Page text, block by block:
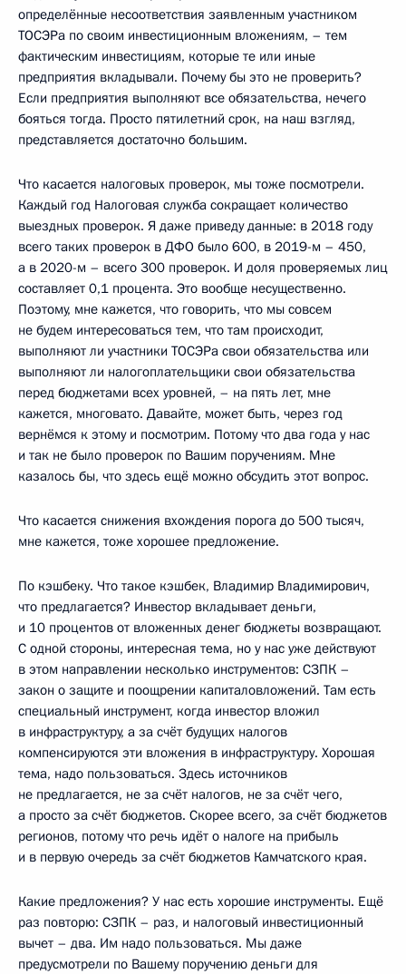
определённые несоответствия заявленным участником
ТОСЭРа по своим инвестиционным вложениям, – тем
фактическим инвестициям, которые те или иные
предприятия вкладывали. Почему бы это не проверить?
Если предприятия выполняют все обязательства, нечего
бояться тогда. Просто пятилетний срок, на наш взгляд,
представляется достаточно большим.
Что касается налоговых проверок, мы тоже посмотрели.
Каждый год Налоговая служба сокращает количество
выездных проверок. Я даже приведу данные: в 2018 году
всего таких проверок в ДФО было 600, в 2019-м – 450,
а в 2020-м – всего 300 проверок. И доля проверяемых лиц
составляет 0,1 процента. Это вообще несущественно.
Поэтому, мне кажется, что говорить, что мы совсем
не будем интересоваться тем, что там происходит,
выполняют ли участники ТОСЭРа свои обязательства или
выполняют ли налогоплательщики свои обязательства
перед бюджетами всех уровней, – на пять лет, мне
кажется, многовато. Давайте, может быть, через год
вернёмся к этому и посмотрим. Потому что два года у нас
и так не было проверок по Вашим поручениям. Мне
казалось бы, что здесь ещё можно обсудить этот вопрос.
Что касается снижения вхождения порога до 500 тысяч,
мне кажется, тоже хорошее предложение.
По кэшбеку. Что такое кэшбек, Владимир Владимирович,
что предлагается? Инвестор вкладывает деньги,
и 10 процентов от вложенных денег бюджеты возвращают.
С одной стороны, интересная тема, но у нас уже действуют
в этом направлении несколько инструментов: СЗПК –
закон о защите и поощрении капиталовложений. Там есть
специальный инструмент, когда инвестор вложил
в инфраструктуру, а за счёт будущих налогов
компенсируются эти вложения в инфраструктуру. Хорошая
тема, надо пользоваться. Здесь источников
не предлагается, не за счёт налогов, не за счёт чего,
а просто за счёт бюджетов. Скорее всего, за счёт бюджетов
регионов, потому что речь идёт о налоге на прибыль
и в первую очередь за счёт бюджетов Камчатского края.
Какие предложения? У нас есть хорошие инструменты. Ещё
раз повторю: СЗПК – раз, и налоговый инвестиционный
вычет – два. Им надо пользоваться. Мы даже
предусмотрели по Вашему поручению деньги для